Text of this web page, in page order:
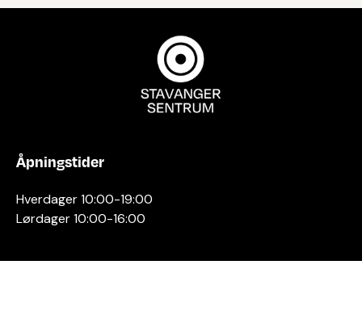
Åpningstider
Hverdager 10:00-19:00
Lørdager 10:00-16:00